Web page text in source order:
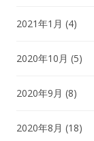
2021年1月 (4)
2020年10月 (5)
2020年9月 (8)
2020年8月 (18)